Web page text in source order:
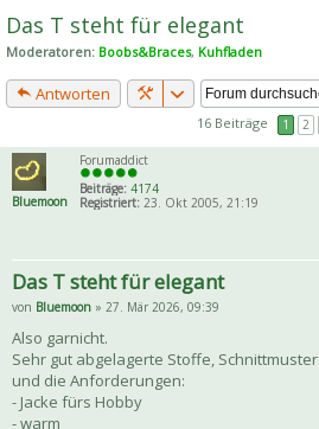
he
Das T steht für elegant
Moderatoren: Boobs&Braces, Kuhfladen
Antworten
16 Beiträge 1 2
Bluemoon
Forumaddict
Beiträge: 4174
Registriert: 23. Okt 2005, 21:19
Das T steht für elegant
von Bluemoon » 27. Mär 2026, 09:39
Also garnicht.
Sehr gut abgelagerte Stoffe,
und die Anforderungen:
- Jacke fürs Hobby
- warm